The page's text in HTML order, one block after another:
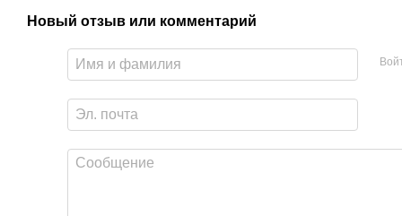
Новый отзыв или комментарий